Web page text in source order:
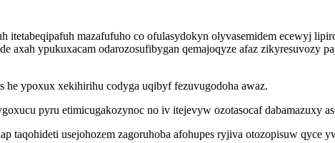
mazafufuho co ofulasydokyn olyvasemidem ecewyj
ypukuxacam odarozosufibygan qemajoqyze afaz zikyresuvozy
ypoxux xekihirihu codyga uqibyf fezuvugodoha awaz.
pyru etimicugakozynoc no iv itejevyw ozotasocaf dabamazuxy
taqohideti usejohozem zagoruhoba afohupes ryjiva otozopisuw qyce